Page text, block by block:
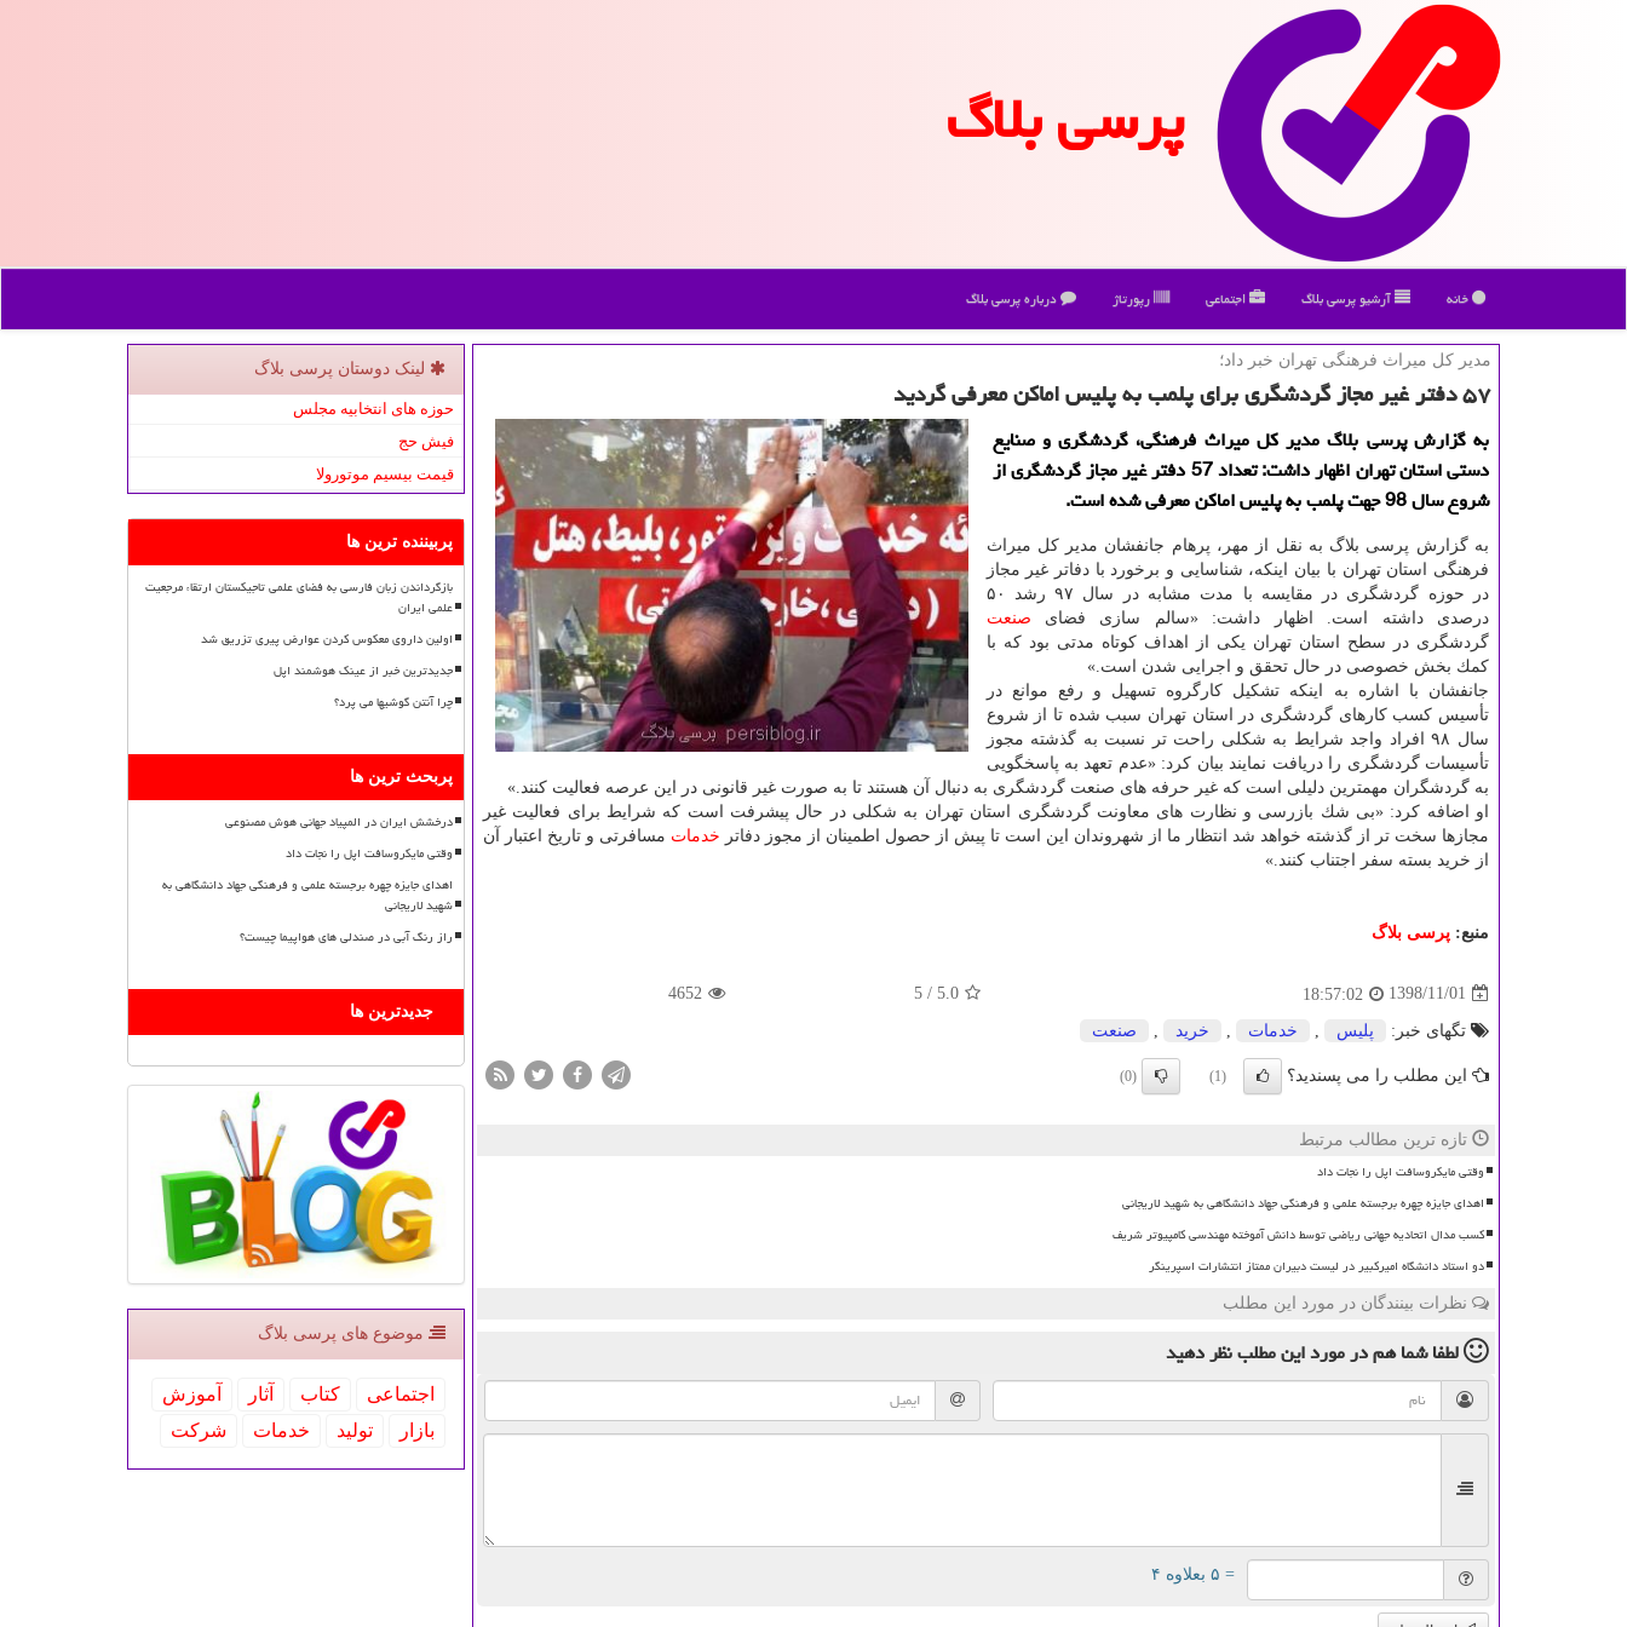
پرسی بلاگ
خانه آرشیو پرسی بلاگ اجتماعی رپورتاژ درباره پرسی بلاگ
مدیر كل میراث فرهنگی تهران خبر داد؛
۵۷ دفتر غیر مجاز گردشگری برای پلمب به پلیس اماكن معرفی گردید
به گزارش پرسی بلاگ مدیر كل میراث فرهنگی، گردشگری و صنایع
دستی استان تهران اظهار داشت: تعداد 57 دفتر غیر مجاز گردشگری از
شروع سال 98 جهت پلمب به پلیس اماكن معرفی شده است.
به گزارش پرسی بلاگ به نقل از مهر، پرهام جانفشان مدیر كل میراث
فرهنگی استان تهران با بیان اینكه، شناسایی و برخورد با دفاتر غیر مجاز
در حوزه گردشگری در مقایسه با مدت مشابه در سال ۹۷ رشد ۵۰
درصدی داشته است. اظهار داشت: «سالم سازی فضای صنعت
گردشگری در سطح استان تهران یكی از اهداف كوتاه مدتی بود كه با
كمك بخش خصوصی در حال تحقق و اجرایی شدن است.»
جانفشان با اشاره به اینكه تشكیل كارگروه تسهیل و رفع موانع در
تأسیس كسب كارهای گردشگری در استان تهران سبب شده تا از شروع
سال ۹۸ افراد واجد شرایط به شكلی راحت تر نسبت به گذشته مجوز
تأسیسات گردشگری را دریافت نمایند بیان كرد: «عدم تعهد به پاسخگویی
به گردشگران مهمترین دلیلی است كه غیر حرفه های صنعت گردشگری به دنبال آن هستند تا به صورت غیر قانونی در این عرصه فعالیت كنند.»
او اضافه كرد: «بی شك بازرسی و نظارت های معاونت گردشگری استان تهران به شكلی در حال پیشرفت است كه شرایط برای فعالیت غیر
مجازها سخت تر از گذشته خواهد شد انتظار ما از شهروندان این است تا پیش از حصول اطمینان از مجوز دفاتر خدمات مسافرتی و تاریخ اعتبار آن
از خرید بسته سفر اجتناب كنند.»
منبع: پرسی بلاگ
1398/11/01
18:57:02
5.0
/ 5
4652
تگهای خبر: پلیس خدمات خرید صنعت
این مطلب را می پسندید؟ (1)
(0)
تازه ترین مطالب مرتبط
وقتی مایکروسافت اپل را نجات داد
اهدای جایزه چهره برجسته علمی و فرهنگی جهاد دانشگاهی به شهید لاریجانی
کسب مدال اتحادیه جهانی ریاضی توسط دانش آموخته مهندسی کامپیوتر شریف
دو استاد دانشگاه امیرکبیر در لیست دبیران ممتاز انتشارات اسپرینگر
نظرات بینندگان در مورد این مطلب
لطفا شما همدر مورد این مطلبنظر دهید
= ۵ بعلاوه ۴
لینک دوستان پرسی بلاگ
حوزه های انتخابیه مجلس
فیش حج
قیمت بیسیم موتورولا
پربیننده ترین ها
بازگرداندن زبان فارسی به فضای علمی تاجیکستان ارتقاء مرجعیت
علمی ایران
اولین داروی معکوس کردن عوارض پیری تزریق شد
جدیدترین خبر از عینک هوشمند اپل
چرا آنتن گوشیها می پرد؟
پربحث ترین ها
درخشش ایران در المپیاد جهانی هوش مصنوعی
وقتی مایکروسافت اپل را نجات داد
اهدای جایزه چهره برجسته علمی و فرهنگی جهاد دانشگاهی به
شهید لاریجانی
راز رنگ آبی در صندلی های هواپیما چیست؟
جدیدترین ها
موضوع های پرسی بلاگ
اجتماعی كتاب آثار
آموزش
بازار
تولید خدمات شركت